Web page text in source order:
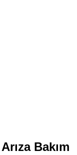
Bakım